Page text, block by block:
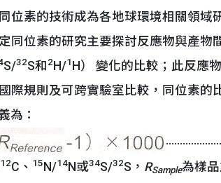
位素的技術成為各地球環境相關領域
位素的研究主要探討反應物與產物
S/32S和 2H/1 H） 變化的比較；此反應
際規則及可跨實驗室比較，同位素的
為：
12C、 15N/14N或34S/32S， RSample為樣